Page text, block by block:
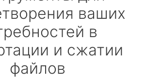
ваших
в
и сжатии
файлов